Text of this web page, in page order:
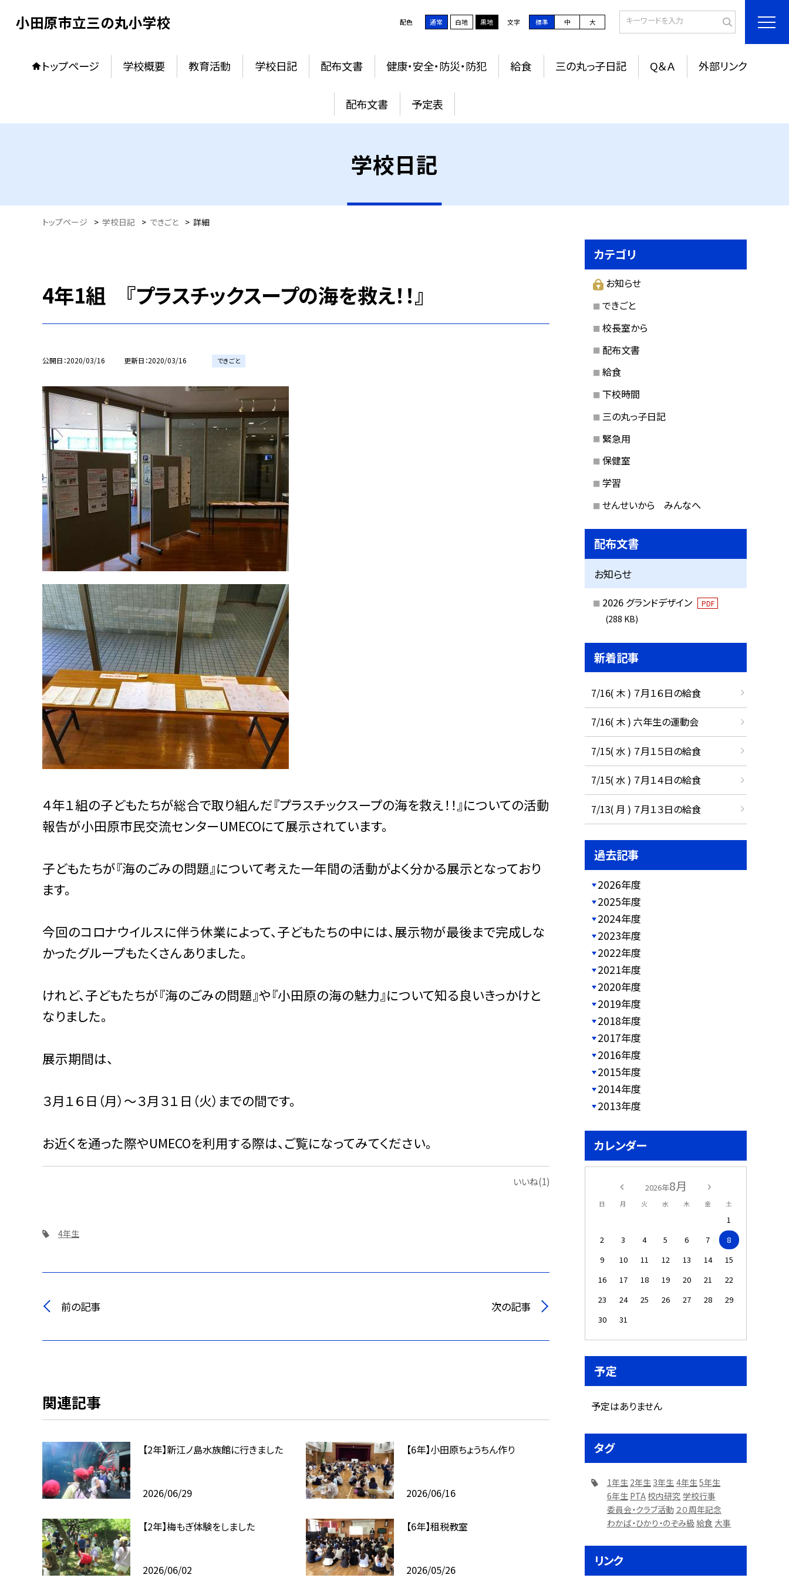
小田原市立三の丸小学校 配色 通常 白地 黒地 文字 標準 中 大
トップページ 学校概要 教育活動 学校日記 配布文書 健康・安全・防災・防犯 給食 三の丸っ子日記 Q＆Ａ 外部リンク
配布文書 予定表
学校日記
トップページ > 学校日記 > できごと > 詳細
4年1組 『プラスチックスープの海を救え！！』
公開日 2020/03/16 更新日 2020/03/16 できごと
４年１組の子どもたちが総合で取り組んだ『プラスチックスープの海を救え！！』についての活動
報告が小田原市民交流センターUMECOにて展示されています。
子どもたちが『海のごみの問題』について考えた一年間の活動がよく分かる展示となっており
ます。
今回のコロナウイルスに伴う休業によって、子どもたちの中には、展示物が最後まで完成しな
かったグループもたくさんありました。
けれど、子どもたちが『海のごみの問題』や『小田原の海の魅力』について知る良いきっかけと
なりました。
展示期間は、
３月１６日（月）〜３月３１日（火）までの間です。
お近くを通った際やUMECOを利用する際は、ご覧になってみてください。
いいね(1)
4年生
前の記事 次の記事
関連記事
【2年】新江ノ島水族館に行きました
2026/06/29
【6年】小田原ちょうちん作り
2026/06/16
【2年】梅もぎ体験をしました
2026/06/02
【6年】租税教室
2026/05/26
カテゴリ
お知らせ
できごと
校長室から
配布文書
給食
下校時間
三の丸っ子日記
緊急用
保健室
学習
せんせいから みんなへ
配布文書
お知らせ
2026 グランドデザイン PDF
(288 KB)
新着記事
7/16( 木 ) ７月１６日の給食
7/16( 木 ) 六年生の運動会
7/15( 水 ) ７月１５日の給食
7/15( 水 ) ７月１４日の給食
7/13( 月 ) ７月１３日の給食
過去記事
2026年度
2025年度
2024年度
2023年度
2022年度
2021年度
2020年度
2019年度
2018年度
2017年度
2016年度
2015年度
2014年度
2013年度
カレンダー
2026年8月
日 月 火 水 木 金 土
1
2
3 4 5 6 7
8
9
10 11 12 13 14
15
16
17 18 19 20 21
22
23
24 25 26 27 28
29
30
31
予定
予定はありません
タグ
1年生 2年生 3年生 4年生 5年生
6年生 PTA 校内研究 学校行事
委員会・クラブ活動 ２０周年記念
わかば・ひかり・のぞみ級 給食 大事
リンク